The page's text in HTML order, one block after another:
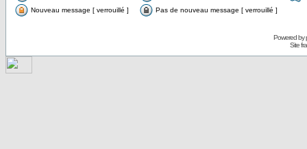
Nouveau message [ verrouillé ]
Pas de nouveau message [ verrouillé ]
Powered by
Site